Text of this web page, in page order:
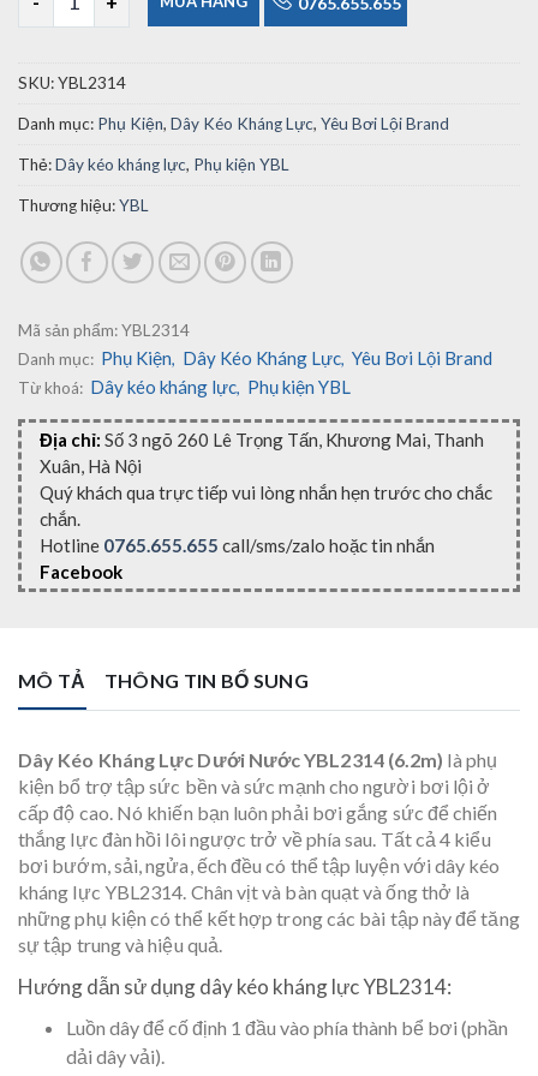
SKU:YBL2314
Danh mục: Phụ Kiện, Dây Kéo Kháng Lực, Yêu Bơi Lội Brand
Thẻ:Dây kéo kháng lực, Phụ kiện YBL
Thương hiệu:YBL
Mã sản phẩm:YBL2314
Danh mục: Phụ Kiện, Dây Kéo Kháng Lực, Yêu Bơi Lội Brand
Từ khoá: Dây kéo kháng lực, Phụ kiện YBL
Địa chỉ: Số 3 ngõ 260 Lê Trọng Tấn, Khương Mai, Thanh
Xuân, Hà Nội
Quý khách qua trực tiếp vui lòng nhắn hẹn trước cho chắc
chắn.
Hotline 0765.655.655 call/sms/zalo hoặc tin nhắn
Facebook
MÔ TẢ THÔNG TIN BỔ SUNG
Dây Kéo Kháng Lực Dưới Nước YBL2314 (6.2m) là phụ
kiện bổ trợ tập sức bền và sức mạnh cho người bơi lội ở
cấp độ cao. Nó khiến bạn luôn phải bơi gắng sức để chiến
thắng lực đàn hồi lôi ngược trở về phía sau. Tất cả 4 kiểu
bơi bướm, sải, ngửa, ếch đều có thể tập luyện với dây kéo
kháng lực YBL2314. Chân vịt và bàn quạt và ống thở là
những phụ kiện có thể kết hợp trong các bài tập này để tăng
sự tập trung và hiệu quả.
Hướng dẫn sử dụng dây kéo kháng lực YBL2314:
Luồn dây để cố định 1 đầu vào phía thành bể bơi (phần
dải dây vải).